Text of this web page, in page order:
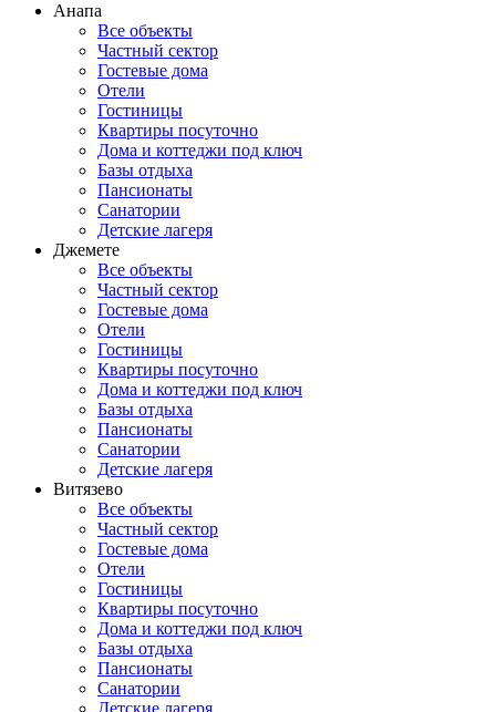
Анапа
Все объекты
Частный сектор
Гостевые дома
Отели
Гостиницы
Квартиры посуточно
Дома и коттеджи под ключ
Базы отдыха
Пансионаты
Санатории
Детские лагеря
Джемете
Все объекты
Частный сектор
Гостевые дома
Отели
Гостиницы
Квартиры посуточно
Дома и коттеджи под ключ
Базы отдыха
Пансионаты
Санатории
Детские лагеря
Витязево
Все объекты
Частный сектор
Гостевые дома
Отели
Гостиницы
Квартиры посуточно
Дома и коттеджи под ключ
Базы отдыха
Пансионаты
Санатории
Детские лагеря